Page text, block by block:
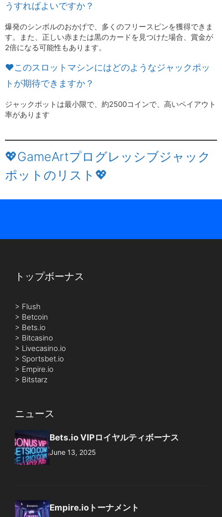
うすればよいですか？
爆発のシンボルのおかげで、多くのフリースピンを獲得できま
す。また、正しい赤または黒のカードを見つけた場合、賞金が
2倍になる可能性もあります。
❤️このスロットマシンにはどのようなジャックポッ
トが期待できますか？
ジャックポットは最小限で、約2500コインで、高いペイアウト
率があります
💖GameArtプログレッシブジャック
ポットのリスト💖
トップボーナス
> Flush
> Betcoin
> Bets.io
> Bitcasino
> Livecasino.io
> Sportsbet.io
> Empire.io
> Bitstarz
ニュース
Bets.io VIPロイヤルティボーナス
June 13, 2025
Empire.ioトーナメント